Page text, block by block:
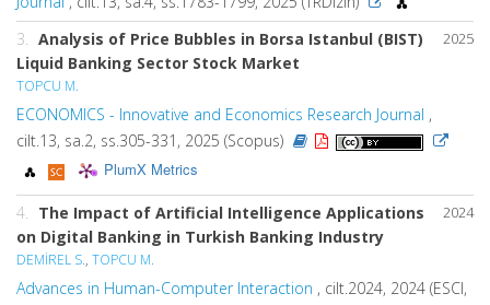
2025
3. Analysis of Price Bubbles in Borsa Istanbul (BIST)
Liquid Banking Sector Stock Market
TOPCU M.
ECONOMICS - Innovative and Economics Research Journal ,
cilt.13, sa.2, ss.305-331, 2025 (Scopus)
PlumX Metrics
2024
4. The Impact of Artificial Intelligence Applications
on Digital Banking in Turkish Banking Industry
DEMİREL S., TOPCU M.
Advances in Human-Computer Interaction , cilt.2024, 2024 (ESCI,